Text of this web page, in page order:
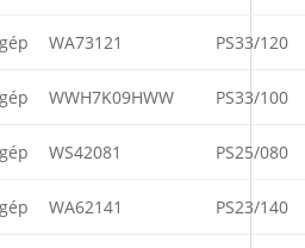
WA73121 PS33/120
WWH7K09HWW PS33/100
WS42081 PS25/080
WA62141 PS23/140